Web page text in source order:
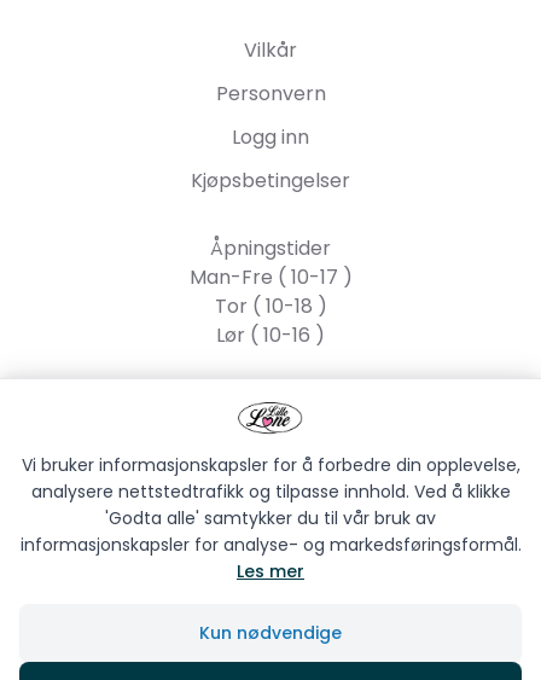
Vilkår
Personvern
Logg inn
Kjøpsbetingelser
Åpningstider
Man-Fre ( 10-17 )
Tor ( 10-18 )
Lør ( 10-16 )
Strandgata 55, 2317
Hamar
Vi bruker informasjonskapsler for å forbedre din opplevelse,
analysere nettstedtrafikk og tilpasse innhold. Ved å klikke
'Godta alle' samtykker du til vår bruk av
informasjonskapsler for analyse- og markedsføringsformål.
Les mer
Kun nødvendige